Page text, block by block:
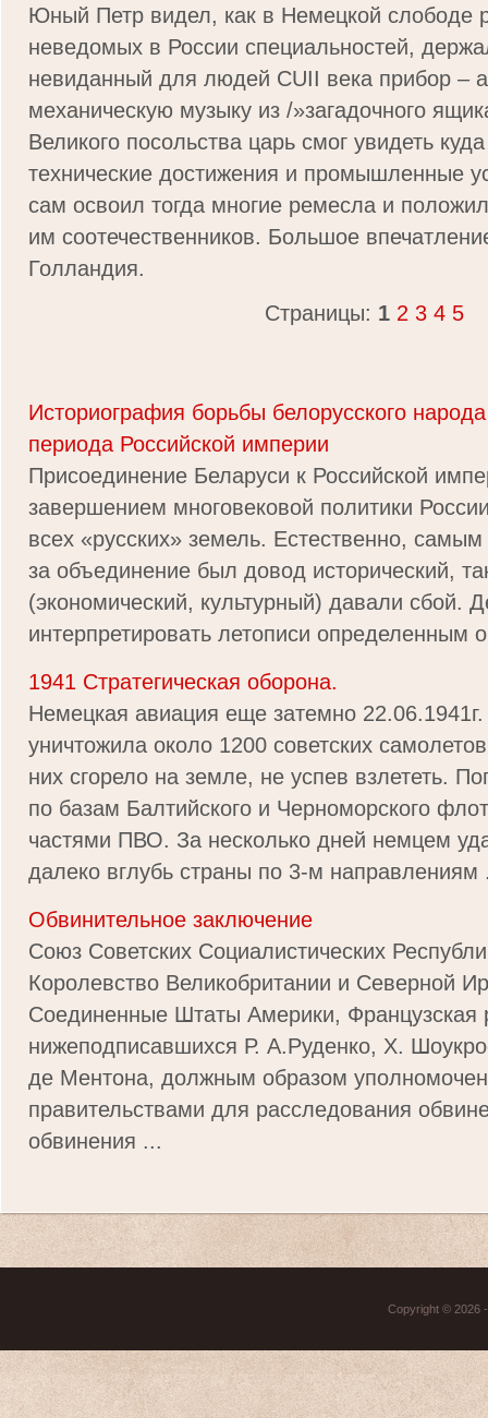
Юный Петр видел, как в Немецкой слободе
неведомых в России специальностей,
невиданный для людей CUII века прибор –
механическую музыку из /»загадочного
Великого посольства царь смог увидеть
технические достижения и промышленные
сам освоил тогда многие ремесла и
им соотечественников. Большое
Голландия.
Страницы: 1 2 3 4 5
Историография борьбы белорусского
периода Российской империи
Присоединение Беларуси к Российской
завершением многовековой политики
всех «русских» земель. Естественно,
за объединение был довод исторический,
(экономический, культурный) давали сбой.
интерпретировать летописи определенным
1941 Стратегическая оборона.
Немецкая авиация еще затемно 22.06.1941г.
уничтожила около 1200 советских
них сгорело на земле, не успев взлететь.
по базам Балтийского и Черноморского
частями ПВО. За несколько дней немцем
далеко вглубь страны по 3-м направлениям
Обвинительное заключение
Союз Советских Социалистических
Королевство Великобритании и Северной
Соединенные Штаты Америки, Французская
нижеподписавшихся Р. А.Руденко, Х.
де Ментона, должным образом
правительствами для расследования
обвинения ...
Copyright © 2026